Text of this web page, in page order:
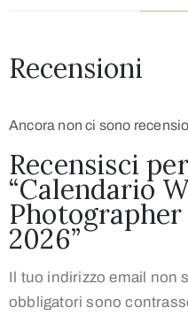
Recensioni
Ancora non ci sono
Recensisci
“Calendario
Photographer
2026”
Il tuo indirizzo email non
obbligatori sono